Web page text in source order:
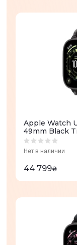
Apple Watch
49mm Black
Black/
(MF1D4QP/A)
Нет в наличии
44 799₴